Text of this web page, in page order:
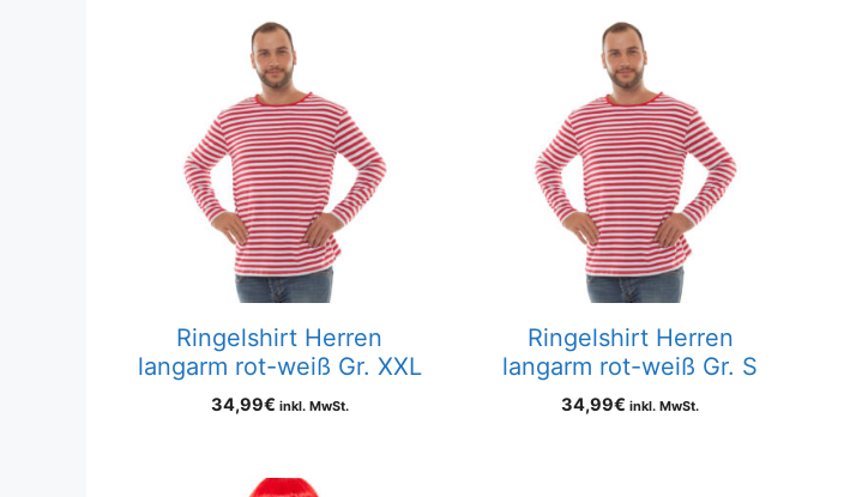
Ringelshirt Herren
langarm rot-weiß Gr. XXL
34,99€ inkl. MwSt.
Ringelshirt Herren
langarm rot-weiß Gr. S
34,99€ inkl. MwSt.